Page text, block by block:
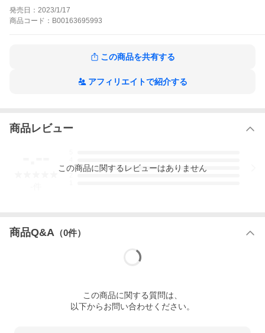
発売日： 2023/1/17
商品 コード： B00163695993
この商品を共有する
アフィリエイトで紹介する
商品レビュー
3
この商品に関するレビューはありません
商品Q&A （0件）
この商品に関する質問は、
以下からお問い合わせください。